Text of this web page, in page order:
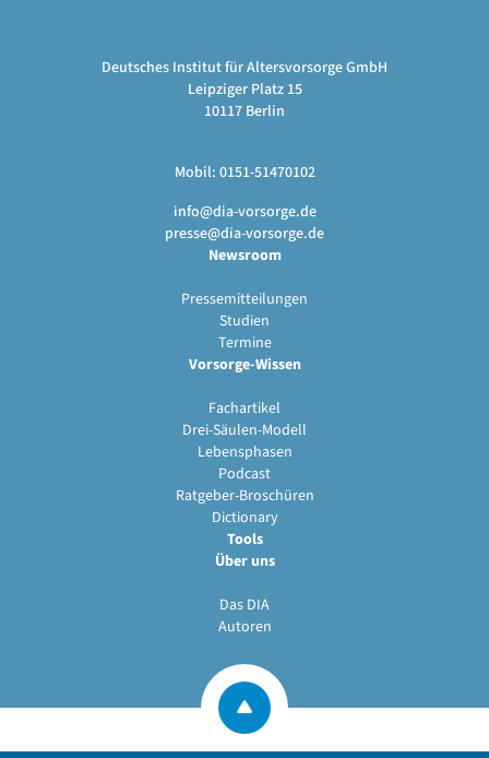
Deutsches Institut für Altersvorsorge GmbH
Leipziger Platz 15
10117 Berlin
Mobil: 0151-51470102
info@dia-vorsorge.de
presse@dia-vorsorge.de
Newsroom
Pressemitteilungen
Studien
Termine
Vorsorge-Wissen
Fachartikel
Drei-Säulen-Modell
Lebensphasen
Podcast
Ratgeber-Broschüren
Dictionary
Tools
Über uns
Das DIA
Autoren